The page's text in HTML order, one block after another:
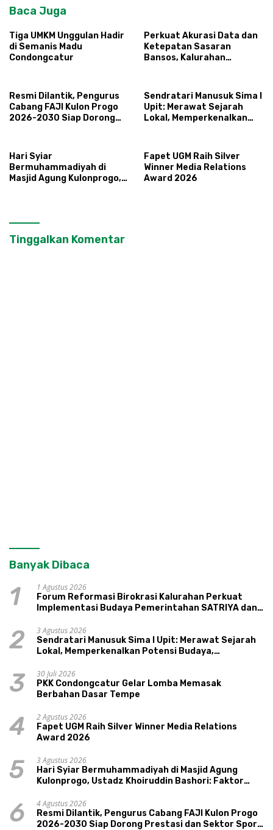
Baca Juga
Tiga UMKM Unggulan Hadir
di Semanis Madu
Condongcatur
Perkuat Akurasi Data dan
Ketepatan Sasaran
Bansos, Kalurahan
Perlinsos
Resmi Dilantik, Pengurus
Cabang FAJI Kulon Progo
2026-2030 Siap Dorong
Sendratari Manusuk Sima I
Upit: Merawat Sejarah
Lokal, Memperkenalkan
Klaten
Hari Syiar
Bermuhammadiyah di
Masjid Agung Kulonprogo,
Fapet UGM Raih Silver
Winner Media Relations
Award 2026
Tinggalkan Komentar
Banyak Dibaca
1
1 Agustus 2026
Forum Reformasi Birokrasi Kalurahan Perkuat
Implementasi Budaya Pemerintahan SATRIYA dan
2
3 Agustus 2026
Sendratari Manusuk Sima I Upit: Merawat Sejarah
Lokal, Memperkenalkan Potensi Budaya,
3
30 Juli 2026
PKK Condongcatur Gelar Lomba Memasak
Berbahan Dasar Tempe
4
2 Agustus 2026
Fapet UGM Raih Silver Winner Media Relations
Award 2026
5
3 Agustus 2026
Hari Syiar Bermuhammadiyah di Masjid Agung
Kulonprogo, Ustadz Khoiruddin Bashori: Faktor
6
4 Agustus 2026
Resmi Dilantik, Pengurus Cabang FAJI Kulon Progo
2026-2030 Siap Dorong Prestasi dan Sektor Sport